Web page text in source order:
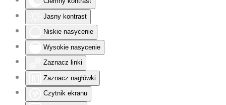
Jasny kontrast
Niskie nasycenie
Wysokie nasycenie
Zaznacz linki
Zaznacz nagłówki
Czytnik ekranu